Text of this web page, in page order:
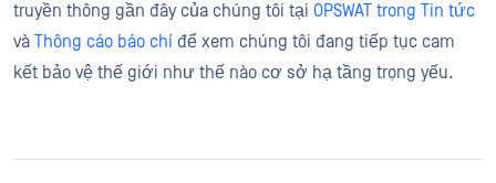
truyền thông gần đây của chúng tôi tại OPSWAT trong Tin tức
và Thông cáo báo chí để xem chúng tôi đang tiếp tục cam
kết bảo vệ thế giới như thế nào cơ sở hạ tầng trọng yếu.